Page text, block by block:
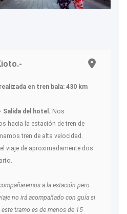
en tren bala: 430 km
Salida del hotel. Nos
hacia la estación de tren de
tren de alta velocidad.
viaje de aproximadamente dos
a la estación pero
no irá acompañado con guía si
tramo es de menos de 15